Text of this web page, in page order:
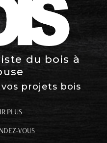
du bois à
projets bois
PLUS
VOUS